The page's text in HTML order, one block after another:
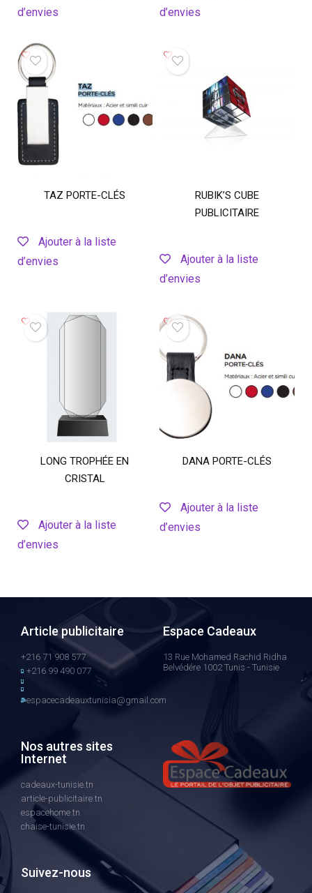
d’envies
d’envies
TAZ PORTE-CLÉS
Ajouter à la liste
d’envies
RUBIK’S CUBE
PUBLICITAIRE
Ajouter à la liste
d’envies
LONG TROPHÉE EN
CRISTAL
Ajouter à la liste
d’envies
DANA PORTE-CLÉS
Ajouter à la liste
d’envies
Article publicitaire
+216 71 908 577
+216 99 490 077
espacecadeauxtunisia@gmail.com
Espace Cadeaux
13 Rue Mohamed Rachid Ridha
Belvédére 1002 Tunis - Tunisie
Nos autres sites
Internet
cadeaux-tunisie.tn
article-publicitaire.tn
espacehome.tn
chaise-tunisie.tn
Suivez-nous